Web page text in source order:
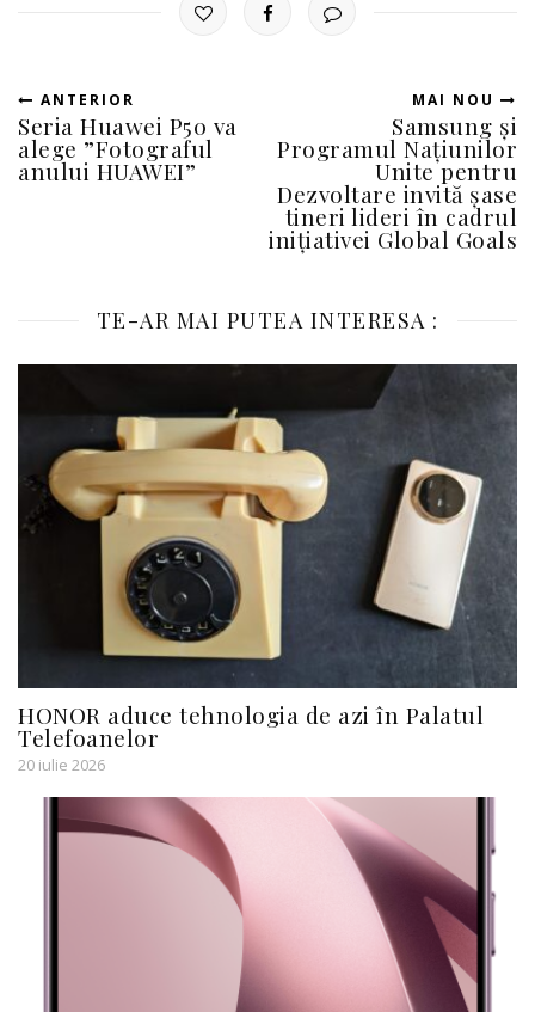
ANTERIOR
Seria Huawei P50 va
alege ”Fotograful
anului HUAWEI”
MAI NOU
Samsung și
Programul Națiunilor
Unite pentru
Dezvoltare invită șase
tineri lideri în cadrul
inițiativei Global Goals
TE-AR MAI PUTEA INTERESA :
HONOR aduce tehnologia de azi în Palatul
Telefoanelor
20 iulie 2026